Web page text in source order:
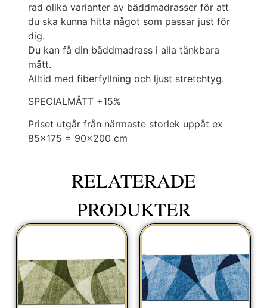
rad olika varianter av bäddmadrasser för att
du ska kunna hitta något som passar just för
dig.
Du kan få din bäddmadrass i alla tänkbara
mått.
Alltid med fiberfyllning och ljust stretchtyg.
SPECIALMÅTT +15%
Priset utgår från närmaste storlek uppåt ex
85×175 = 90×200 cm
RELATERADE
PRODUKTER